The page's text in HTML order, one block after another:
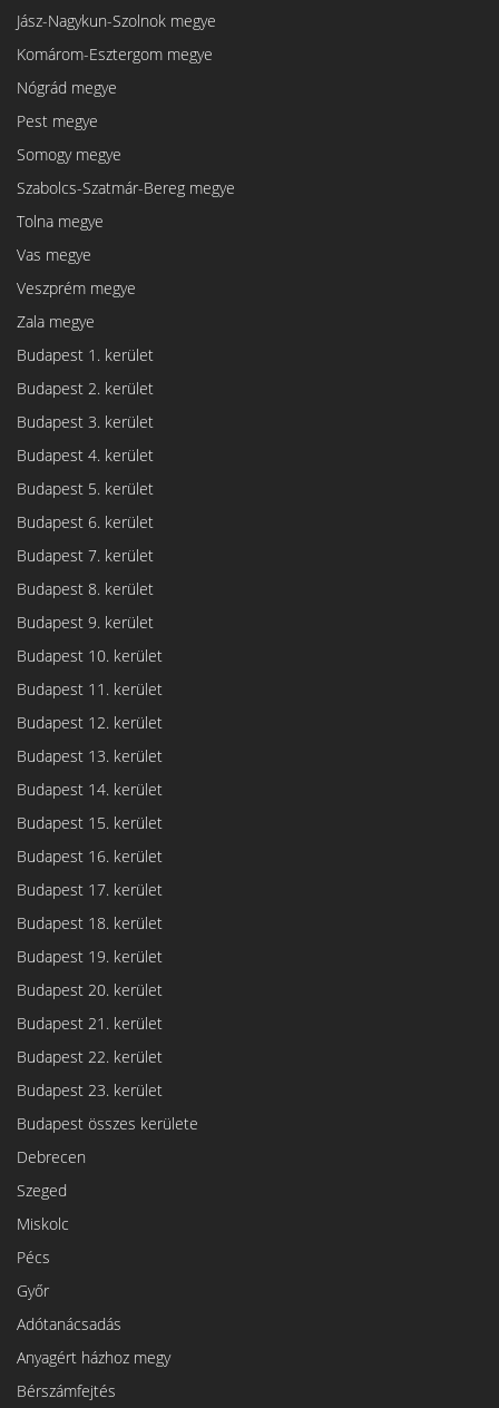
Jász-Nagykun-Szolnok megye
Komárom-Esztergom megye
Nógrád megye
Pest megye
Somogy megye
Szabolcs-Szatmár-Bereg megye
Tolna megye
Vas megye
Veszprém megye
Zala megye
Budapest 1. kerület
Budapest 2. kerület
Budapest 3. kerület
Budapest 4. kerület
Budapest 5. kerület
Budapest 6. kerület
Budapest 7. kerület
Budapest 8. kerület
Budapest 9. kerület
Budapest 10. kerület
Budapest 11. kerület
Budapest 12. kerület
Budapest 13. kerület
Budapest 14. kerület
Budapest 15. kerület
Budapest 16. kerület
Budapest 17. kerület
Budapest 18. kerület
Budapest 19. kerület
Budapest 20. kerület
Budapest 21. kerület
Budapest 22. kerület
Budapest 23. kerület
Budapest összes kerülete
Debrecen
Szeged
Miskolc
Pécs
Győr
Adótanácsadás
Anyagért házhoz megy
Bérszámfejtés